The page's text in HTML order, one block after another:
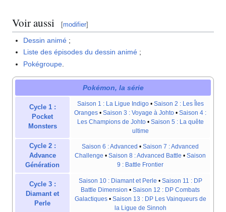
Voir aussi [modifier]
Dessin animé ;
Liste des épisodes du dessin animé ;
Pokégroupe
Pokémon, la série
Cycle 1 :
Pocket
Monsters
Saison 1 : La Ligue Indigo• Saison 2 : Les Îles
Oranges • Saison 3 : Voyage à Johto • Saison 4 :
Les Champions de Johto• Saison 5 : La quête
ultime
Cycle 2 :
Advance
Génération
Saison 6 : Advanced • Saison 7 : Advanced
Challenge • Saison 8 : Advanced Battle • Saison
9 : Battle Frontier
Cycle 3 :
Diamant et
Perle
Saison 10 : Diamant et Perle • Saison 11 : DP
Battle Dimension • Saison 12 : DP Combats
Galactiques• Saison 13 : DP Les Vainqueurs de
la Ligue de Sinnoh